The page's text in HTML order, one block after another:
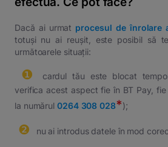
Dacă ai urmat procesul de înrolare
totuși nu ai reușit, este posibil să
următoarele situații:
❶
⠀cardul tău este blocat
verifica acest aspect fie în BT Pay,
la numărul0264 308 028*);
❷ ⠀nu ai introdus datele în mod